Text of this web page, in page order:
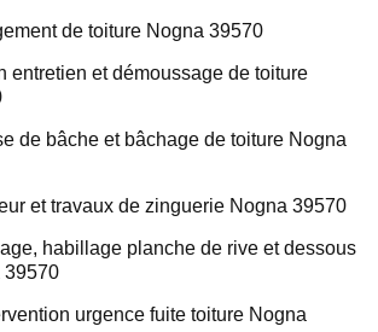
de toiture Nogna 39570
entretien et démoussage de toiture
de bâche et bâchage de toiture Nogna
et travaux de zinguerie Nogna 39570
habillage planche de rive et dessous
39570
urgence fuite toiture Nogna